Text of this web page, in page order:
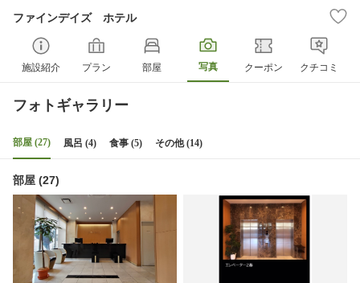
ファインデイズ ホテル
施設紹介 プラン 部屋 写真 クーポン クチコミ
フォトギャラリー
部屋 (27) 風呂 (4) 食事 (5) その他 (14)
部屋 (27)